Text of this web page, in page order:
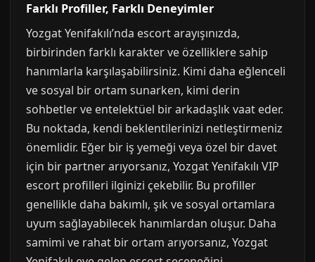
Farklı Profiller, Farklı Deneyimler
Yozgat Yenifakılı’nda escort arayışınızda,
birbirinden farklı karakter ve özelliklere sahip
hanımlarla karşılaşabilirsiniz. Kimi daha eğlenceli
ve sosyal bir ortam sunarken, kimi derin
sohbetler ve entelektüel bir arkadaşlık vaat eder.
Bu noktada, kendi beklentilerinizi netleştirmeniz
önemlidir. Eğer bir iş yemeği veya özel bir davet
için bir partner arıyorsanız, Yozgat Yenifakılı VIP
escort profilleri ilginizi çekebilir. Bu profiller
genellikle daha bakımlı, şık ve sosyal ortamlara
uyum sağlayabilecek hanımlardan oluşur. Daha
samimi ve rahat bir ortam arıyorsanız, Yozgat